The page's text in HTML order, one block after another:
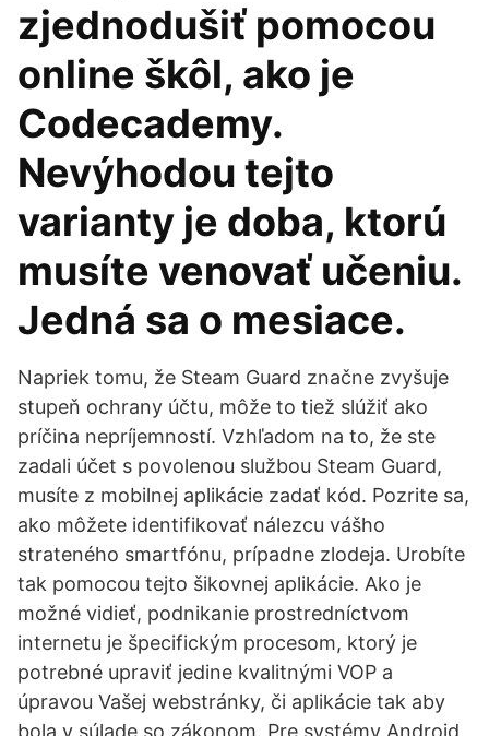
zjednodušiť pomocou
online škôl, ako je
Codecademy.
Nevýhodou tejto
varianty je doba, ktorú
musíte venovať učeniu.
Jedná sa o mesiace.
Napriek tomu, že Steam Guard značne zvyšuje
stupeň ochrany účtu, môže to tiež slúžiť ako
príčina nepríjemností. Vzhľadom na to, že ste
zadali účet s povolenou službou Steam Guard,
musíte z mobilnej aplikácie zadať kód. Pozrite sa,
ako môžete identifikovať nálezcu vášho
strateného smartfónu, prípadne zlodeja. Urobíte
tak pomocou tejto šikovnej aplikácie. Ako je
možné vidieť, podnikanie prostredníctvom
internetu je špecifickým procesom, ktorý je
potrebné upraviť jedine kvalitnými VOP a
úpravou Vašej webstránky, či aplikácie tak aby
bola v súlade so zákonom. Pre systémy Android